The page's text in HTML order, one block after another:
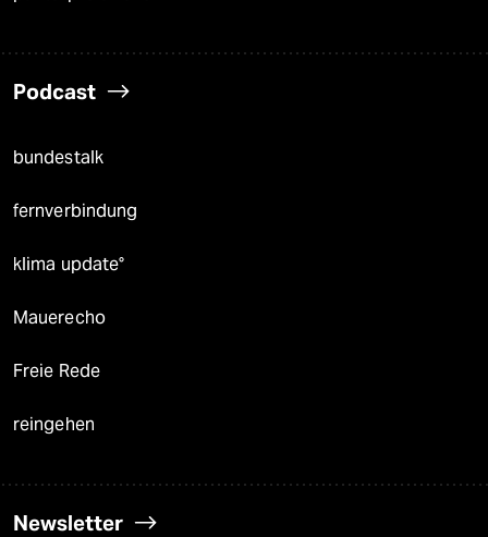
Podcast
bundestalk
fernverbindung
klima update°
Mauerecho
Freie Rede
reingehen
Newsletter